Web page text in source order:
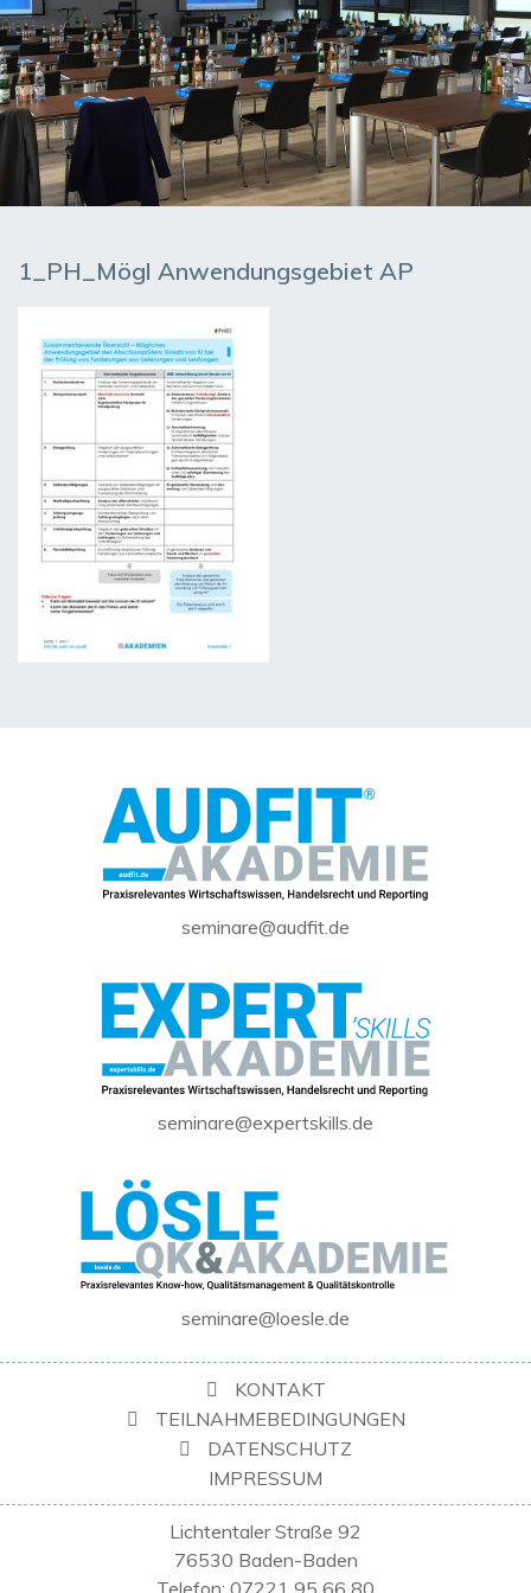
1_PH_Mögl Anwendungsgebiet AP
seminare@audfit.de
seminare@expertskills.de
seminare@loesle.de
KONTAKT
TEILNAHMEBEDINGUNGEN
DATENSCHUTZ
IMPRESSUM
Lichtentaler Straße 92
76530 Baden-Baden
Telefon: 07221 95 66 80